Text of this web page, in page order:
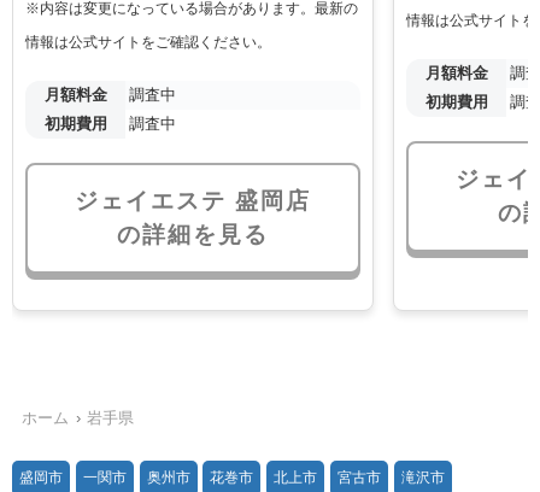
※内容は変更になっている場合があります。最新の
情報は公式サイトをご確認ください。
月額料金
調査中
初期費用
調査中
ジェイエステ 盛岡店
の詳細を見る
情報は公式サイト
月額料金
調
初期費用
調
ジェイ
の
ホーム 岩手県
盛岡市 一関市 奥州市 花巻市 北上市 宮古市 滝沢市